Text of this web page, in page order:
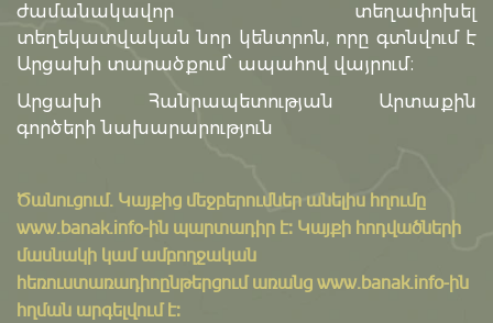
ժամանակավոր տեղափոխել
տեղեկատվական նոր կենտրոն, որը գտնվում է
Արցախի տարածքում՝ ապահով վայրում։
Արցախի Հանրապետության Արտաքին
գործերի նախարարություն
Ծանուցում․ Կայքից մեջբերումներ անելիս հղումը
www.banak.info-ին պարտադիր է: Կայքի հոդվածների
մասնակի կամ ամբողջական
հեռուստառադիոընթերցում առանց www.banak.info-ին
հղման արգելվում է: